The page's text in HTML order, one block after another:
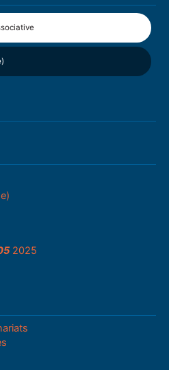
2025